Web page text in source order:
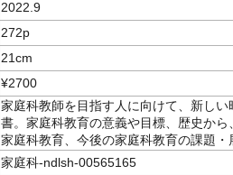
2022.9
272p
21cm
¥2700
家庭科教師を目指す人に向けて、新し
書。家庭科教育の意義や目標、歴史か
家庭科教育、今後の家庭科教育の課題
家庭科-ndlsh-00565165